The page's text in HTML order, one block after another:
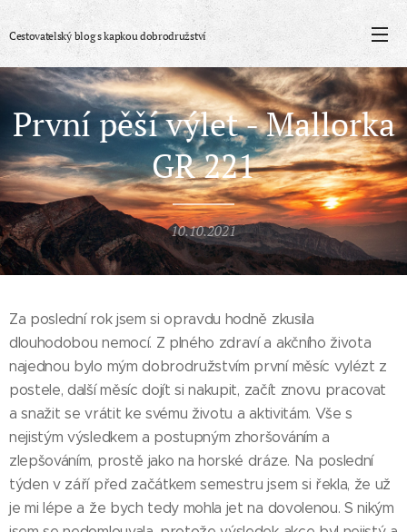
Cestovatelský blog skapkoudobrodružství
První pěší výlet - Mallorka
GR 221
10.10.2021
Za poslední rok jsem si opravdu hodně zkusila
dlouhodobou nemocí. Z plného zdraví a akčního života
najednou bylo mým dobrodružstvím první měsíc vylézt z
postele, další měsíc dojít si nakupit, začít znovu pracovat
a snažit se vrátit ke svému životu a aktivitám. Vše s
nejistým výsledkem a postupným zhoršováním a
zlepšováním, prostě jako na horské dráze. Na poslední
týden v září před začátkem semestru jsem si řekla, že už
je mi lépe a že bych tedy mohla jet na dovolenou. S nikým